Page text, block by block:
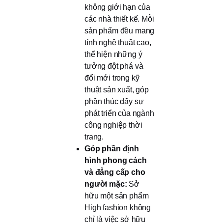
không giới hạn của
các nhà thiết kế. Mỗi
sản phẩm đều mang
tính nghệ thuật cao,
thể hiện những ý
tưởng đột phá và
đổi mới trong kỹ
thuật sản xuất, góp
phần thúc đẩy sự
phát triển của ngành
công nghiệp thời
trang.
Góp phần định
hình phong cách
và đẳng cấp cho
người mặc: Sở
hữu một sản phẩm
High fashion không
chỉ là việc sở hữu